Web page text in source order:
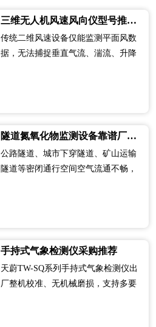
三维无人机风速风向仪型号推荐及厂家排行
传统二维风速设备仅能监测平面风数
据，无法捕捉垂直气流、湍流、升降
超轻机身、无···
隧道氮氧化物监测设备靠谱厂商推荐榜top3
公路隧道、城市下穿隧道、矿山运输
隧道等密闭通行空间空气流通不畅，
测设备可···
手持式气象检测仪采购推荐
天蔚TW-SQ系列手持式气象检测仪出
厂整机校准、无机械磨损，支持多要